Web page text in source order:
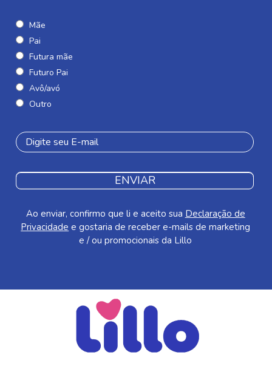
Mãe
Pai
Futura mãe
Futuro Pai
Avô/avó
Outro
ENVIAR
Ao enviar, confirmo que li e aceito sua Declaração de
Privacidade e gostaria de receber e-mails de marketing
e / ou promocionais da Lillo